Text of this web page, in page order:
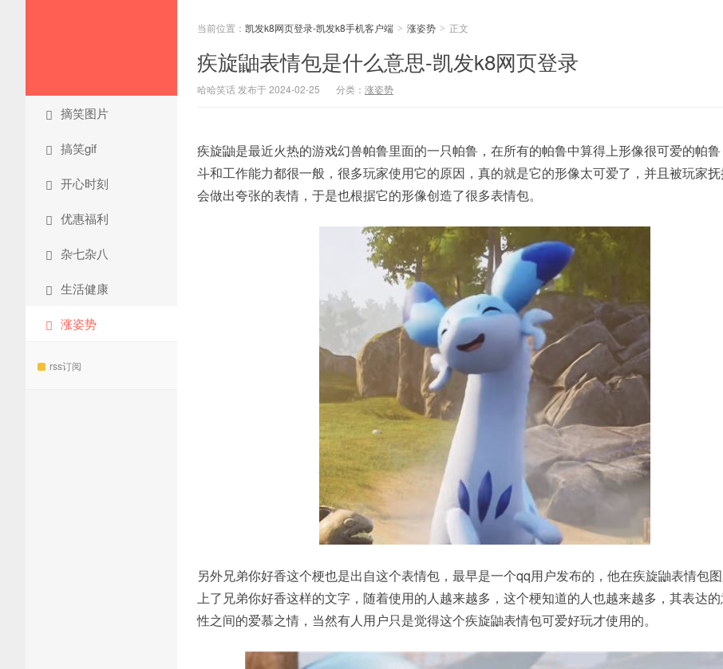
摘笑图片
搞笑gif
开心时刻
优惠福利
杂七杂八
生活健康
涨姿势
rss订阅
当前位置： 凯发k8网页登录-凯发k8手机客户端 > 涨姿势 > 正文
疾旋鼬表情包是什么意思-凯发k8网页登录
哈哈笑话 发布于 2024-02-25 分类： 涨姿势
疾旋鼬是最近火热的游戏幻兽帕鲁里面的一只帕鲁，在所有的帕鲁中算得上形像很可爱的帕
斗和工作能力都很一般，很多玩家使用它的原因，真的就是它的形像太可爱了，并且被玩家
会做出夸张的表情，于是也根据它的形像创造了很多表情包。
另外兄弟你好香这个梗也是出自这个表情包，最早是一个qq用户发布的，他在疾旋鼬表情包
上了兄弟你好香这样的文字，随着使用的人越来越多，这个梗知道的人也越来越多，其表达
性之间的爱慕之情，当然有人用户只是觉得这个疾旋鼬表情包可爱好玩才使用的。